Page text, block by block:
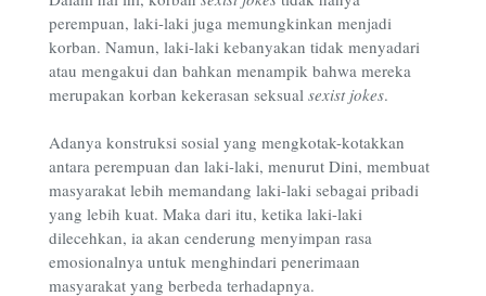
perempuan, laki-laki juga memungkinkan menjadi
korban. Namun, laki-laki kebanyakan tidak menyadari
atau mengakui dan bahkan menampik bahwa mereka
merupakan korban kekerasan seksual sexist jokes.
Adanya konstruksi sosial yang mengkotak-kotakkan
antara perempuan dan laki-laki, menurut Dini, membuat
masyarakat lebih memandang laki-laki sebagai pribadi
yang lebih kuat. Maka dari itu, ketika laki-laki
dilecehkan, ia akan cenderung menyimpan rasa
emosionalnya untuk menghindari penerimaan
masyarakat yang berbeda terhadapnya.